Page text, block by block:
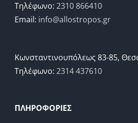
Τηλέφωνο: 2310 866410
Email: info@allostropos.gr
Κωνσταντινουπόλεως 83-85,
Τηλέφωνο: 2314 437610
ΠΛΗΡΟΦΟΡΙΕΣ